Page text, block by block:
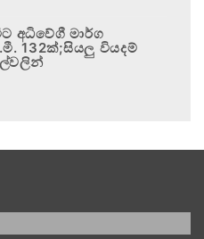
අධිවේගී මාර්ග
132ක්;සියලු වියදම්